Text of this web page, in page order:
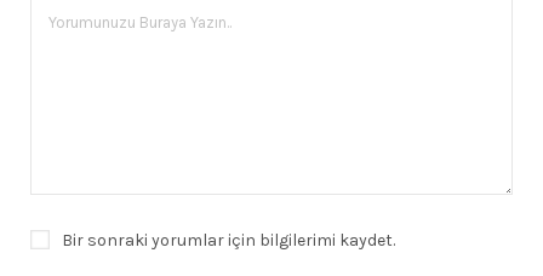
Bir sonraki yorumlar için bilgilerimi kaydet.